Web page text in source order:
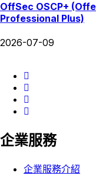
OffSec OSCP+
Professional Plus)
2026-07-09
企業服務
企業服務介紹